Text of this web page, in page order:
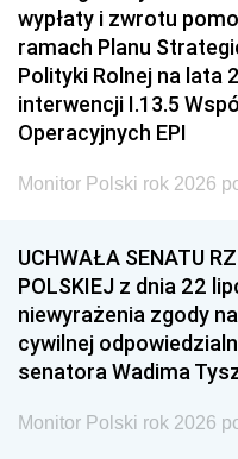
wypłaty i zwrotu
ramach Planu
Polityki Rolnej na lata
interwencji I.13.5
Operacyjnych EPI
Monitor Polski rok 2026
UCHWAŁA SENATU
POLSKIEJ z dnia 22
niewyrażenia zgody
cywilnej
senatora Wadima
Monitor Polski rok 2026